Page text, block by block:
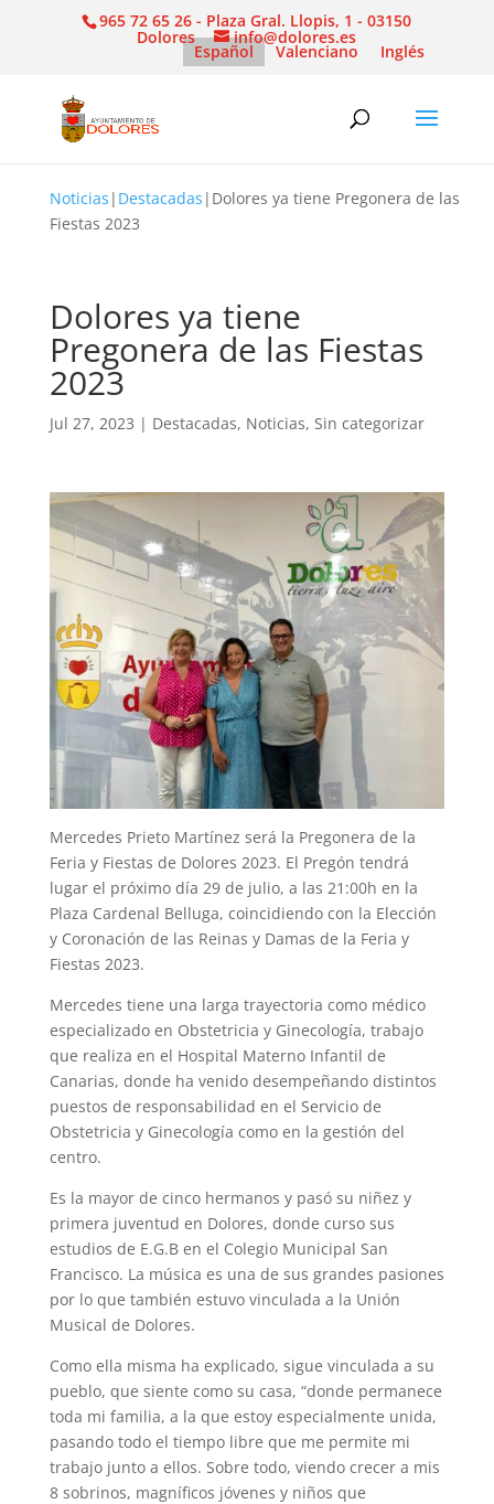
965 72 65 26 - Plaza Gral. Llopis, 1 - 03150
Dolores info@dolores.es
Español Valenciano Inglés
Noticias | Destacadas | Dolores ya tiene Pregonera de las
Fiestas 2023
Dolores ya tiene
Pregonera de las Fiestas
2023
Jul 27, 2023 | Destacadas, Noticias, Sin categorizar
Mercedes Prieto Martínez será la Pregonera de la
Feria y Fiestas de Dolores 2023. El Pregón tendrá
lugar el próximo día 29 de julio, a las 21:00h en la
Plaza Cardenal Belluga, coincidiendo con la Elección
y Coronación de las Reinas y Damas de la Feria y
Fiestas 2023.
Mercedes tiene una larga trayectoria como médico
especializado en Obstetricia y Ginecología, trabajo
que realiza en el Hospital Materno Infantil de
Canarias, donde ha venido desempeñando distintos
puestos de responsabilidad en el Servicio de
Obstetricia y Ginecología como en la gestión del
centro.
Es la mayor de cinco hermanos y pasó su niñez y
primera juventud en Dolores, donde curso sus
estudios de E.G.B en el Colegio Municipal San
Francisco. La música es una de sus grandes pasiones
por lo que también estuvo vinculada a la Unión
Musical de Dolores.
Como ella misma ha explicado, sigue vinculada a su
pueblo, que siente como su casa, “donde permanece
toda mi familia, a la que estoy especialmente unida,
pasando todo el tiempo libre que me permite mi
trabajo junto a ellos. Sobre todo, viendo crecer a mis
8 sobrinos, magníficos jóvenes y niños que